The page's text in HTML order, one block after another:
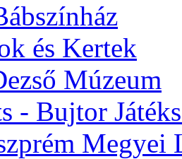
és Kertek
Múzeum
- Bujtor
Megyei